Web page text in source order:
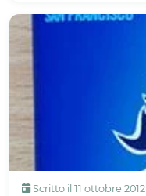
Scritto il 11 ottobre 2012